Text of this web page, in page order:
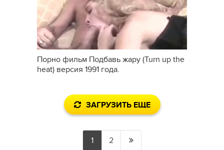
Порно фильм Подбавь жару (Turn up the
heat) версия 1991 года.
ЗАГРУЗИТЬ ЕЩЕ
1 2